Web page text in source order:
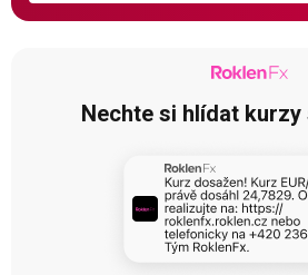
Nechte si hlídat kurzy